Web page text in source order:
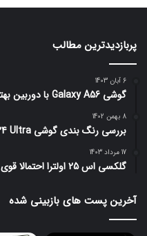
پربازدیدترین مطالب
6 آبان 1403
گوشی Galaxy A56 با دوربین بهتر همراه است
8 بهمن 1402
بررسی رنگ بندی گوشی Galaxy S24 Ultra؛ کدام رنگ را بخریم
17 مرداد 1403
گلکسی اس 25 اولترا احتمالا قوی تر از آیفون 16 پرو است
آخرین پست های بازبینی شده